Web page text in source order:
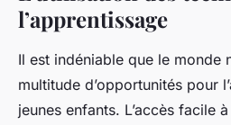
l’apprentissage
Il est indéniable que le monde
multitude d’opportunités pour
jeunes enfants. L’accès facile